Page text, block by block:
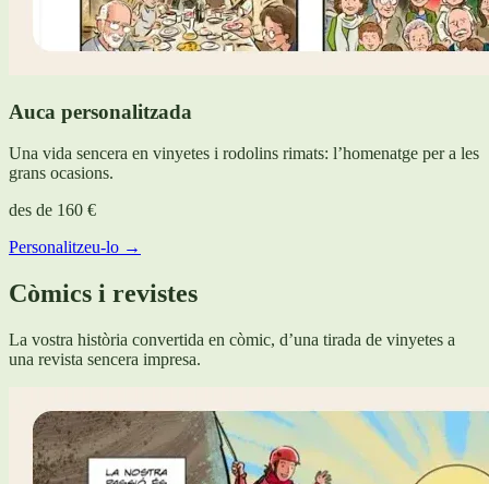
Auca personalitzada
Una vida sencera en vinyetes i rodolins rimats: l’homenatge per a les
grans ocasions.
des de 160 €
Personalitzeu-lo →
Còmics i revistes
La vostra història convertida en còmic, d’una tirada de vinyetes a
una revista sencera impresa.